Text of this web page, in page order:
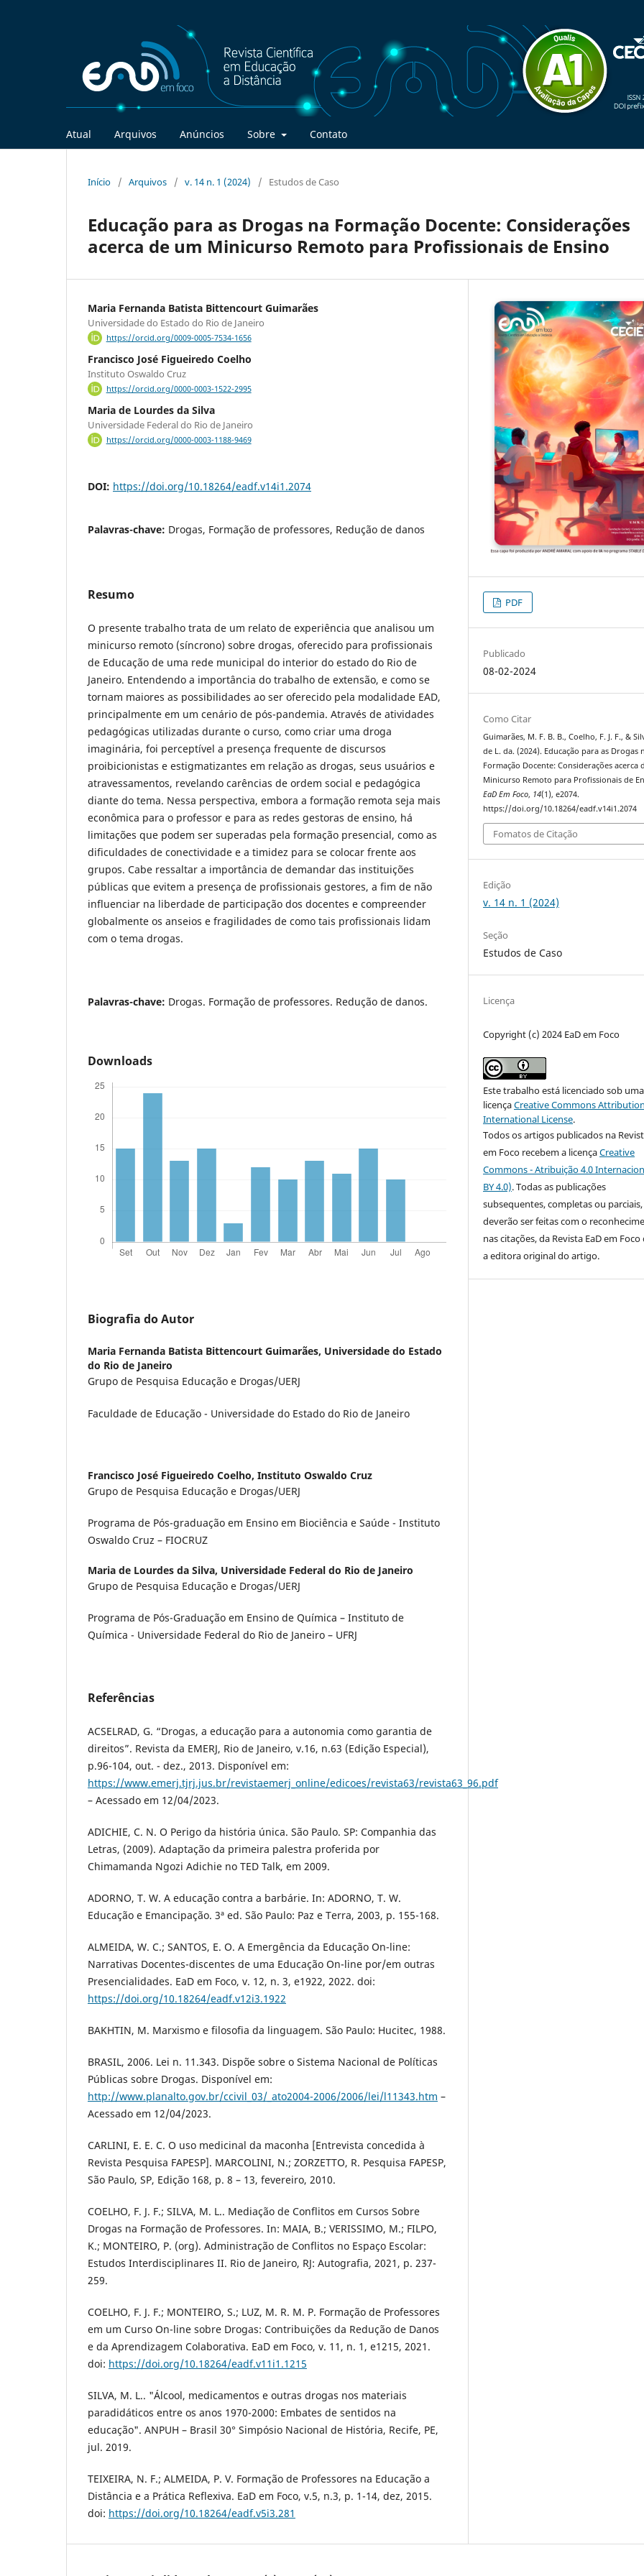
Atual Arquivos Anúncios Sobre Contato
Início / Arquivos / v. 14 n. 1 (2024) / Estudos de Caso
Educação para as Drogas na Formação Docente: Considerações
acerca de um Minicurso Remoto para Profissionais de Ensino
Maria Fernanda Batista Bittencourt Guimarães
Universidade do Estado do Rio de Janeiro
https://orcid.org/0009-0005-7534-1656
Francisco José Figueiredo Coelho
Instituto Oswaldo Cruz
https://orcid.org/0000-0003-1522-2995
Maria de Lourdes da Silva
Universidade Federal do Rio de Janeiro
https://orcid.org/0000-0003-1188-9469
DOI: https://doi.org/10.18264/eadf.v14i1.2074
Palavras-chave: Drogas, Formação de professores, Redução de danos
Resumo
O presente trabalho trata de um relato de experiência que analisou um
minicurso remoto (síncrono) sobre drogas, oferecido para profissionais
de Educação de uma rede municipal do interior do estado do Rio de
Janeiro. Entendendo a importância do trabalho de extensão, e como se
tornam maiores as possibilidades ao ser oferecido pela modalidade EAD,
principalmente em um cenário de pós-pandemia. Através de atividades
pedagógicas utilizadas durante o curso, como criar uma droga
imaginária, foi perceptível a presença frequente de discursos
proibicionistas e estigmatizantes em relação as drogas, seus usuários e
atravessamentos, revelando carências de ordem social e pedagógica
diante do tema. Nessa perspectiva, embora a formação remota seja mais
econômica para o professor e para as redes gestoras de ensino, há
limitações que podem ser superadas pela formação presencial, como as
dificuldades de conectividade e a timidez para se colocar frente aos
grupos. Cabe ressaltar a importância de demandar das instituições
públicas que evitem a presença de profissionais gestores, a fim de não
influenciar na liberdade de participação dos docentes e compreender
globalmente os anseios e fragilidades de como tais profissionais lidam
com o tema drogas.
Palavras-chave: Drogas. Formação de professores. Redução de danos.
Downloads
Biografia do Autor
Maria Fernanda Batista Bittencourt Guimarães, Universidade do Estado
do Rio de Janeiro
Grupo de Pesquisa Educação e Drogas/UERJ
Faculdade de Educação - Universidade do Estado do Rio de Janeiro
Francisco José Figueiredo Coelho, Instituto Oswaldo Cruz
Grupo de Pesquisa Educação e Drogas/UERJ
Programa de Pós-graduação em Ensino em Biociência e Saúde - Instituto
Oswaldo Cruz – FIOCRUZ
Maria de Lourdes da Silva, Universidade Federal do Rio de Janeiro
Grupo de Pesquisa Educação e Drogas/UERJ
Programa de Pós-Graduação em Ensino de Química – Instituto de
Química - Universidade Federal do Rio de Janeiro – UFRJ
Referências
ACSELRAD, G. “Drogas, a educação para a autonomia como garantia de
direitos”. Revista da EMERJ, Rio de Janeiro, v.16, n.63 (Edição Especial),
p.96-104, out. - dez., 2013. Disponível em:
https://www.emerj.tjrj.jus.br/revistaemerj_online/edicoes/revista63/revista63_96.pdf
– Acessado em 12/04/2023.
ADICHIE, C. N. O Perigo da história única. São Paulo. SP: Companhia das
Letras, (2009). Adaptação da primeira palestra proferida por
Chimamanda Ngozi Adichie no TED Talk, em 2009.
ADORNO, T. W. A educação contra a barbárie. In: ADORNO, T. W.
Educação e Emancipação. 3ª ed. São Paulo: Paz e Terra, 2003, p. 155-168.
ALMEIDA, W. C.; SANTOS, E. O. A Emergência da Educação On-line:
Narrativas Docentes-discentes de uma Educação On-line por/em outras
Presencialidades. EaD em Foco, v. 12, n. 3, e1922, 2022. doi:
https://doi.org/10.18264/eadf.v12i3.1922
BAKHTIN, M. Marxismo e filosofia da linguagem. São Paulo: Hucitec, 1988.
BRASIL, 2006. Lei n. 11.343. Dispõe sobre o Sistema Nacional de Políticas
Públicas sobre Drogas. Disponível em:
http://www.planalto.gov.br/ccivil_03/_ato2004-2006/2006/lei/l11343.htm –
Acessado em 12/04/2023.
CARLINI, E. E. C. O uso medicinal da maconha [Entrevista concedida à
Revista Pesquisa FAPESP]. MARCOLINI, N.; ZORZETTO, R. Pesquisa FAPESP,
São Paulo, SP, Edição 168, p. 8 – 13, fevereiro, 2010.
COELHO, F. J. F.; SILVA, M. L.. Mediação de Conflitos em Cursos Sobre
Drogas na Formação de Professores. In: MAIA, B.; VERISSIMO, M.; FILPO,
K.; MONTEIRO, P. (org). Administração de Conflitos no Espaço Escolar:
Estudos Interdisciplinares II. Rio de Janeiro, RJ: Autografia, 2021, p. 237-
259.
COELHO, F. J. F.; MONTEIRO, S.; LUZ, M. R. M. P. Formação de Professores
em um Curso On-line sobre Drogas: Contribuições da Redução de Danos
e da Aprendizagem Colaborativa. EaD em Foco, v. 11, n. 1, e1215, 2021.
doi: https://doi.org/10.18264/eadf.v11i1.1215
SILVA, M. L.. "Álcool, medicamentos e outras drogas nos materiais
paradidáticos entre os anos 1970-2000: Embates de sentidos na
educação". ANPUH – Brasil 30° Simpósio Nacional de História, Recife, PE,
jul. 2019.
TEIXEIRA, N. F.; ALMEIDA, P. V. Formação de Professores na Educação a
Distância e a Prática Reflexiva. EaD em Foco, v.5, n.3, p. 1-14, dez, 2015.
doi: https://doi.org/10.18264/eadf.v5i3.281
PDF
Publicado
08-02-2024
Como Citar
Guimarães, M. F. B. B., Coelho, F. J. F., &
de L. da. (2024). Educação para as Drogas
Formação Docente: Considerações acerca
Minicurso Remoto para Profissionais de
EaD Em Foco, 14(1), e2074.
https://doi.org/10.18264/eadf.v14i1.2074
Fomatos de Citação
Edição
v. 14 n. 1 (2024)
Seção
Estudos de Caso
Licença
Copyright (c) 2024 EaD em Foco
Este trabalho está licenciado sob uma
licençaCreative Commons
International License.
Todos os artigos publicados na
em Foco recebem a licençaCreative
Commons - Atribuição 4.0
BY 4.0). Todas as publicações
subsequentes, completas ou parciais,
deverão ser feitas com o
nas citações, da Revista EaD em
a editora original do artigo.